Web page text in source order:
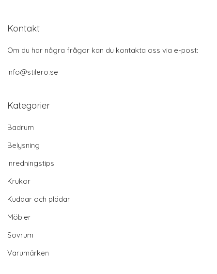
Kontakt
Om du har några frågor kan du kontakta oss via e-post:
info@stilero.se
Kategorier
Badrum
Belysning
Inredningstips
Krukor
Kuddar och plädar
Möbler
Sovrum
Varumärken